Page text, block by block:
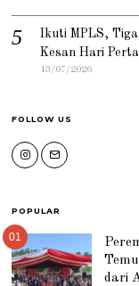
Ikuti MPLS,
Kesan Hari
13/07/2026
FOLLOW US
POPULAR
01
dari